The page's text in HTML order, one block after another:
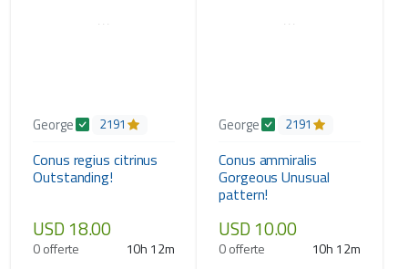
George 2191
Conus regius citrinus
Outstanding!
USD 18.00
0 offerte 10h 12m
George 2191
Conus ammiralis
Gorgeous Unusual
pattern!
USD 10.00
0 offerte 10h 12m